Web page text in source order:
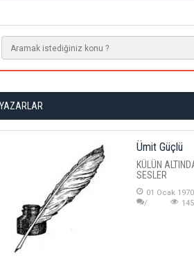
YAZARLAR
Ümit Güçlü
KÜLÜN
SESLER
01 Ocak 1970